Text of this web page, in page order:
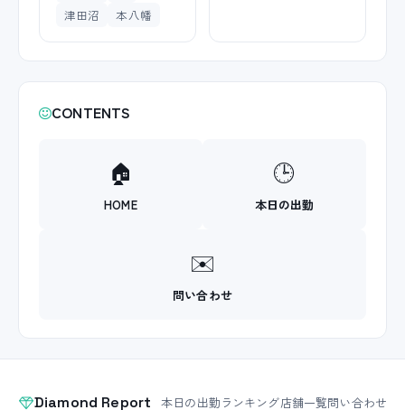
津田沼
本八幡
CONTENTS
🏠
HOME
🕒
本日の出勤
✉️
問い合わせ
Diamond Report 本日の出勤ランキング店舗一覧問い合わせ